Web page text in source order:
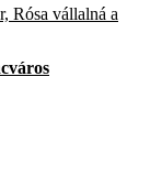
Rósa vállalná a